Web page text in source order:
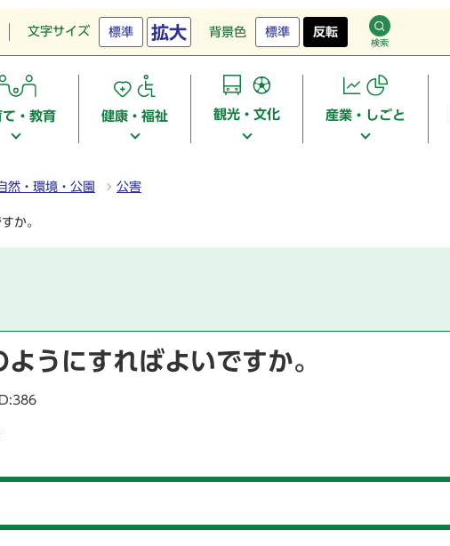
文字サイズ 標準 拡大 背景色 標準 反転
検索
て・教育 健康・福祉 観光・文化 産業・しごと
然・環境・公園 公害
か。
うにすればよいですか。
ID:386